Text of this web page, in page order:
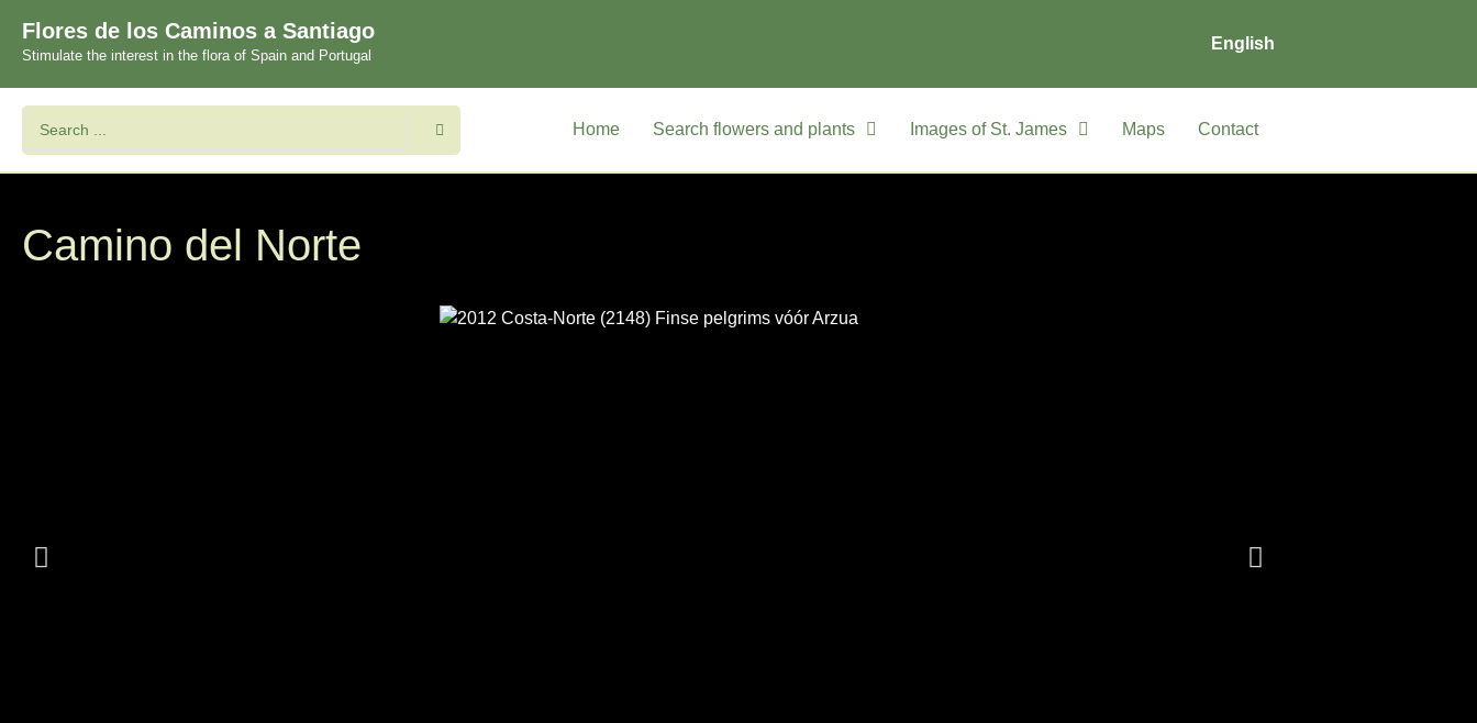
Flores de los Caminos a Santiago
Stimulate the interest in the flora of Spain and Portugal
English
Home Search flowers and plants Images of St. James Maps Contact
Camino del Norte